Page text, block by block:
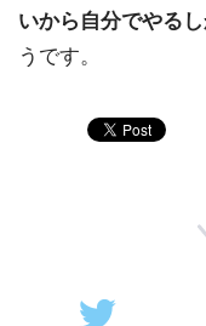
いから自分でやる
うです。